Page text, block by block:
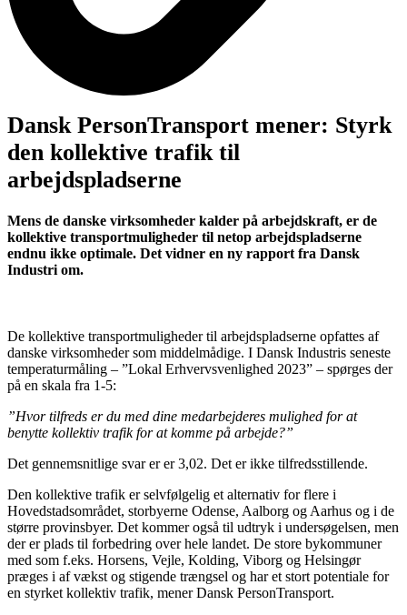
Dansk PersonTransport mener: Styrk
den kollektive trafik til
arbejdspladserne
Mens de danske virksomheder kalder på arbejdskraft, er de
kollektive transportmuligheder til netop arbejdspladserne
endnu ikke optimale. Det vidner en ny rapport fra Dansk
Industri om.
De kollektive transportmuligheder til arbejdspladserne opfattes af
danske virksomheder som middelmådige. I Dansk Industris seneste
temperaturmåling – ”Lokal Erhvervsvenlighed 2023” – spørges der
på en skala fra 1-5:
”Hvor tilfreds er du med dine medarbejderes mulighed for at
benytte kollektiv trafik for at komme på arbejde?”
Det gennemsnitlige svar er er 3,02. Det er ikke tilfredsstillende.
Den kollektive trafik er selvfølgelig et alternativ for flere i
Hovedstadsområdet, storbyerne Odense, Aalborg og Aarhus og i de
større provinsbyer. Det kommer også til udtryk i undersøgelsen, men
der er plads til forbedring over hele landet. De store bykommuner
med som f.eks. Horsens, Vejle, Kolding, Viborg og Helsingør
præges i af vækst og stigende trængsel og har et stort potentiale for
en styrket kollektiv trafik, mener Dansk PersonTransport.